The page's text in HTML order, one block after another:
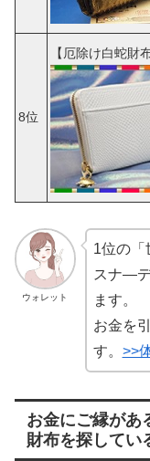
8位
【厄除け白蛇財
ウォレット
1位の「
スナ―
ます。
お金を
す。 >>
お金にご縁があ
財布を探してい